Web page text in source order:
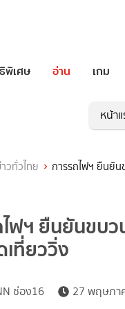
พิเศษ อ่าน เกม
หน้า
วทั่วไทย การรถไฟฯ ยืนยั
ฟฯ ยืนยันขบ
ที่ยววิ่ง
ช่อง16 27 พฤษภา